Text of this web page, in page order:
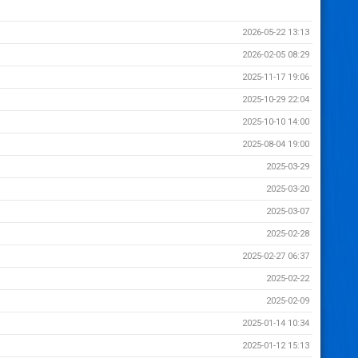
2026-05-22 13:13
2026-02-05 08:29
2025-11-17 19:06
2025-10-29 22:04
2025-10-10 14:00
2025-08-04 19:00
2025-03-29
2025-03-20
2025-03-07
2025-02-28
2025-02-27 06:37
2025-02-22
2025-02-09
2025-01-14 10:34
2025-01-12 15:13